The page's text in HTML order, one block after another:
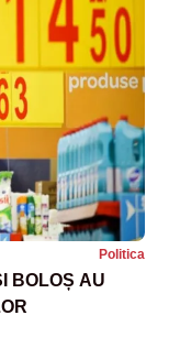
Politica
BOLOȘ AU